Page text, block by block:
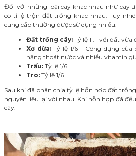
Đối với những loại cây khác nhau như cây
có tỉ lệ trộn đất trồng khác nhau. Tuy
cung cấp thường được sử dụng nhiều.
Đất trồng cây: Tỷ lệ 1 : 1 với đất
Xơ dừa:Tỷ lệ 1/6 – Công dụng của
năng thoát nước và nhiều vitamin
Trấu: Tỷ lệ 1/6
Tro: Tỷ lệ 1/6
Sau khi đã phân chia tỷ lệ hỗn hợp đất
nguyên liệu lại với nhau. Khi hỗn hợp đã
cây.